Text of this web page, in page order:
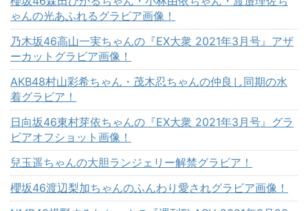
ゃんの光あふれるグラビア画像！
乃木坂46高山一実ちゃんの『EX大衆 2021年3月号』アザ
ーカットグラビア画像！
AKB48村山彩希ちゃん・茂木忍ちゃんの仲良し同期の水
着グラビア！
日向坂46東村芽依ちゃんの『EX大衆 2021年3月号』グラ
ビアオフショット画像！
兒玉遥ちゃんの大胆ランジェリー解禁グラビア！
櫻坂46渡辺梨加ちゃんのふんわり愛されグラビア画像！